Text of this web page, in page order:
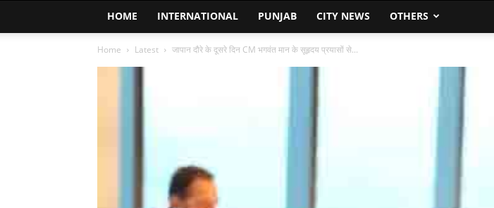
HOME INTERNATIONAL PUNJAB CITY NEWS OTHERS
Home Latest जापान दौरे के दूसरे दिन CM भगवंत मान के सूहृदय प्रयासों से...